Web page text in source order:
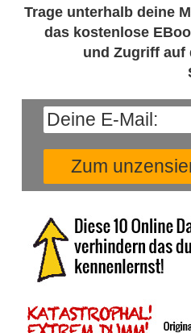
Trage unterhalb deine
das kostenlose
und Zugriff auf